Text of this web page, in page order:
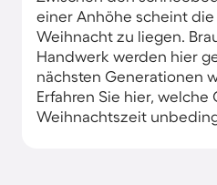
einer Anhöhe scheint
Weihnacht zu liegen.
Handwerk werden hier
nächsten Generationen
Erfahren Sie hier, welche
Weihnachtszeit